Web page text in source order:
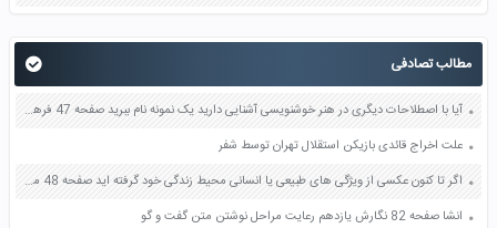
مطالب تصادفی
آیا با اصطلاحات دیگری در هنر خوشنویسی آشنایی دارید یک نمونه نام ببرید صفحه 47 فرهنگ و هنر هفتم
علت اخراج قائدی بازیکن استقلال تهران توسط شفر
اگر تا کنون عکسی از ویژگی های طبیعی یا انسانی محیط زندگی خود گرفته اید صفحه 48 مطالعات اجتماعی هفتم
انشا صفحه 82 نگارش یازدهم رعایت مراحل نوشتن متن گفت و گو